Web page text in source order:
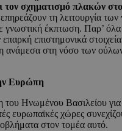
τον σχηματισμό πλακών
τη λειτουργία
γνωστική έκπτωση. Παρ’
επιστημονικά
ανάμεσα στη νόσο των
Ευρώπη
Ηνωμένου Βασιλείου για
ευρωπαϊκές χώρες
στον τομέα αυτό.